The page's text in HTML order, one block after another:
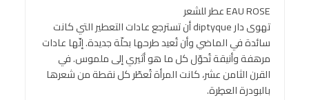
EAU ROSE عطر للشعر
تهوى دار diptyque أن تسترجع عادات التعطير التي كانت
سائدة في الماضي وأن تُعيد طرحها بحلّة جديدة. إنّها عادات
مرهفة وأنيقة تُحوّل كل ما هو أثيري إلى ملموس. في
القرن الثامن عشر، كانت المرأة تُعطّر كل نقطة من شعرها
بالبودرة العطِرة.